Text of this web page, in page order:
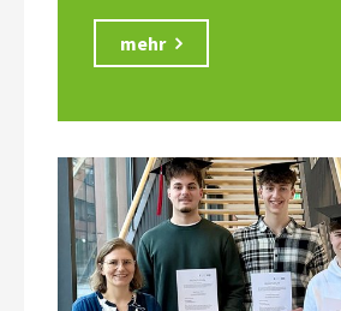
mehr